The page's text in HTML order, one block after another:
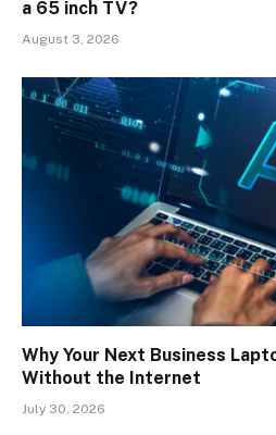
a 65 inch TV?
August 3, 2026
Why Your Next Business
Without the Internet
July 30, 2026